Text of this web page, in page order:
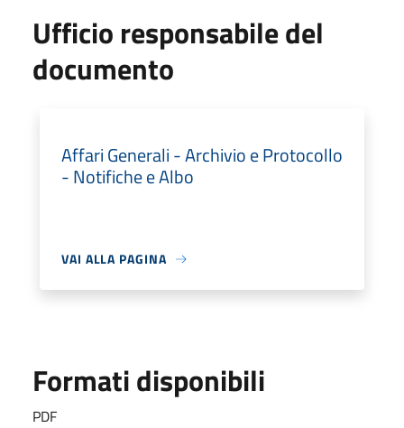
Ufficio responsabile del
documento
Affari Generali - Archivio e Protocollo
- Notifiche e Albo
VAI ALLA PAGINA
Formati disponibili
PDF